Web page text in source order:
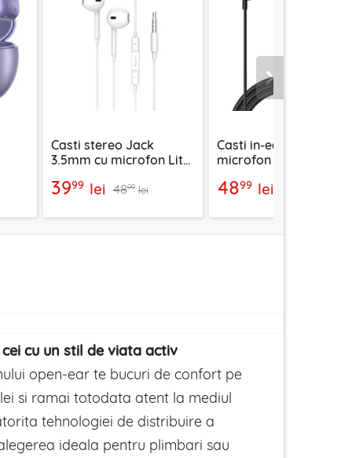
Casti stereo Jack
3.5mm cu microfon Lito
3999 lei 4899 lei
Casti in-ear Type-C cu
microfon Acefast L8,
4899 lei
cu un stil de viata activ
open-ear te bucuri de confort pe
si ramai totodata atent la mediul
tehnologiei de distribuire a
ideala pentru plimbari sau